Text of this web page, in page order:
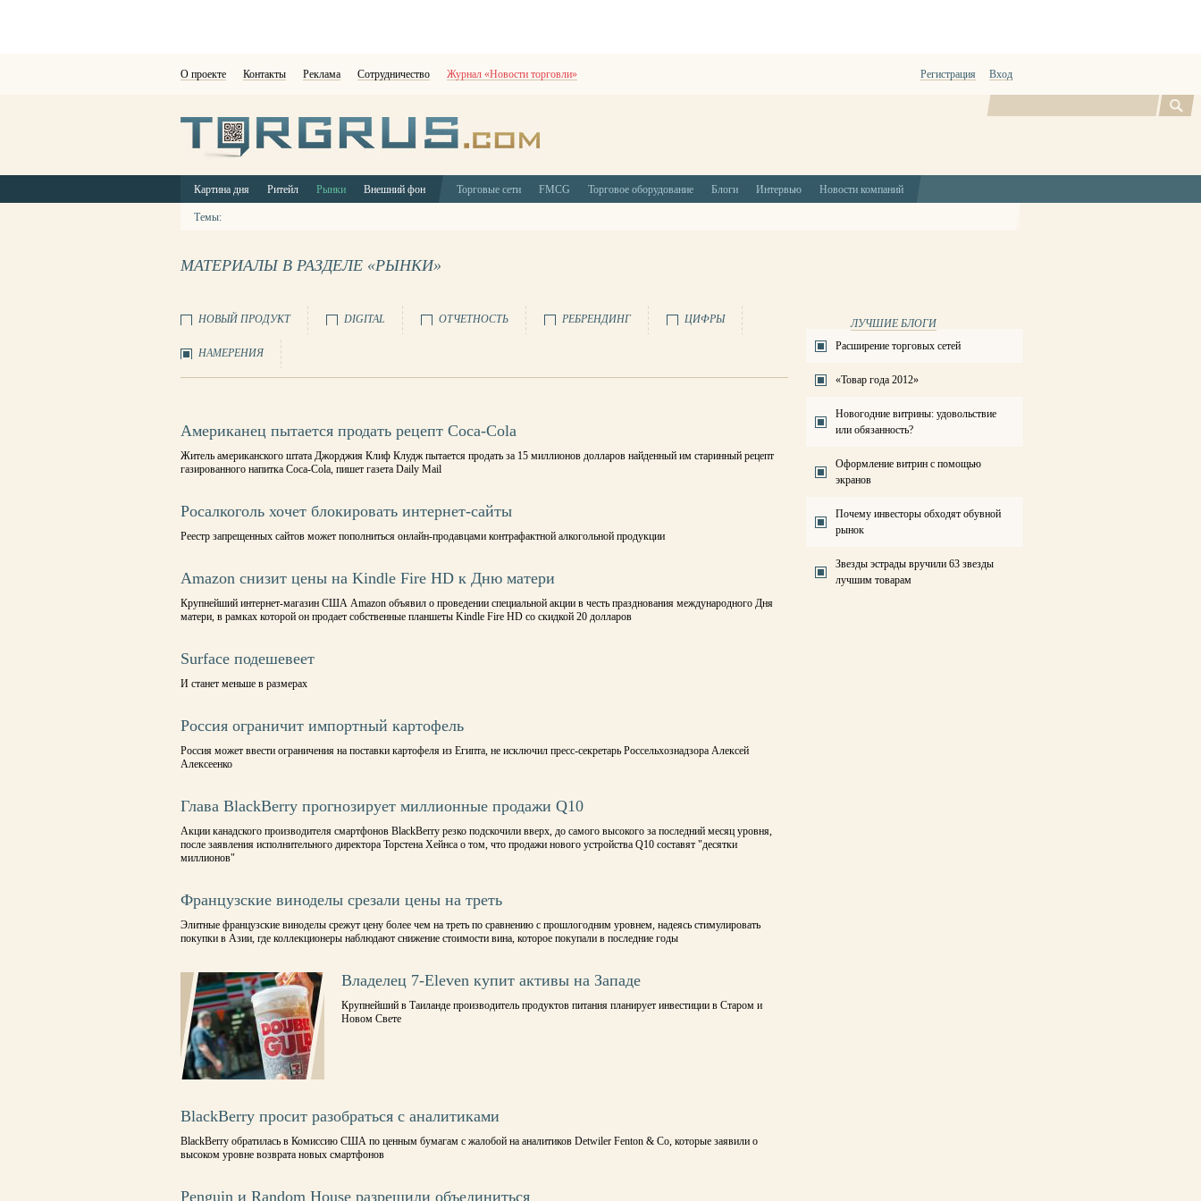
О проекте Контакты Реклама Сотрудничество Журнал «Новости торговли» Регистрация Вход
Поиск
Картина дня Ритейл Рынки Внешний фон Торговые сети FMCG Торговое оборудование Блоги Интервью Новости компаний
Темы:
МАТЕРИАЛЫ В РАЗДЕЛЕ «РЫНКИ»
НОВЫЙ ПРОДУКТ DIGITAL ОТЧЕТНОСТЬ РЕБРЕНДИНГ ЦИФРЫ
НАМЕРЕНИЯ
Американец пытается продать рецепт Coca-Cola
Житель американского штата Джорджия Клиф Клудж пытается продать за 15 миллионов долларов найденный им старинный рецепт
газированного напитка Coca-Cola, пишет газета Daily Mail
Росалкоголь хочет блокировать интернет-сайты
Реестр запрещенных сайтов может пополниться онлайн-продавцами контрафактной алкогольной продукции
Amazon снизит цены на Kindle Fire HD к Дню матери
Крупнейший интернет-магазин США Amazon объявил о проведении специальной акции в честь празднования международного Дня
матери, в рамках которой он продает собственные планшеты Kindle Fire HD со скидкой 20 долларов
Surface подешевеет
И станет меньше в размерах
Россия ограничит импортный картофель
Россия может ввести ограничения на поставки картофеля из Египта, не исключил пресс-секретарь Россельхознадзора Алексей
Алексеенко
Глава BlackBerry прогнозирует миллионные продажи Q10
Акции канадского производителя смартфонов BlackBerry резко подскочили вверх, до самого высокого за последний месяц уровня,
после заявления исполнительного директора Торстена Хейнса о том, что продажи нового устройства Q10 составят "десятки
миллионов"
Французские виноделы срезали цены на треть
Элитные французские виноделы срежут цену более чем на треть по сравнению с прошлогодним уровнем, надеясь стимулировать
покупки в Азии, где коллекционеры наблюдают снижение стоимости вина, которое покупали в последние годы
Владелец 7-Eleven купит активы на Западе
Крупнейший в Таиланде производитель продуктов питания планирует инвестиции в Старом и
Новом Свете
BlackBerry просит разобраться с аналитиками
BlackBerry обратилась в Комиссию США по ценным бумагам с жалобой на аналитиков Detwiler Fenton & Co, которые заявили о
высоком уровне возврата новых смартфонов
Penguin и Random House разрешили объединиться
ЛУЧШИЕ БЛОГИ
Расширение торговых сетей
«Товар года 2012»
Новогодние витрины: удовольствие
или обязанность?
Оформление витрин с помощью
экранов
Почему инвесторы обходят обувной
рынок
Звезды эстрады вручили 63 звезды
лучшим товарам